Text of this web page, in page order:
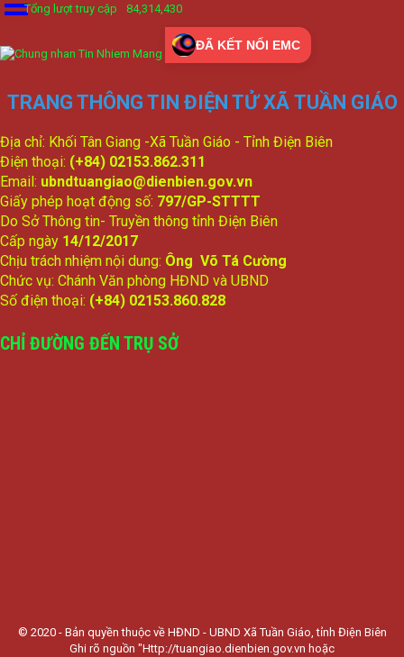
Tổng lượt truy cập 84,314,430
ĐÃ KẾT NỐI EMC
TRANG THÔNG TIN ĐIỆN TỬ XÃ TUẦN GIÁO
Địa chỉ: Khối Tân Giang -Xã Tuần Giáo - Tỉnh Điện Biên
Điện thoại: (+84) 02153.862.311
Email: ubndtuangiao@dienbien.gov.vn
Giấy phép hoạt động số: 797/GP-STTTT
Do Sở Thông tin- Truyền thông tỉnh Điện Biên
Cấp ngày 14/12/2017
Chịu trách nhiệm nội dung: Ông Võ Tá Cường
Chức vụ: Chánh Văn phòng HĐND và UBND
Số điện thoại: (+84) 02153.860.828
CHỈ ĐƯỜNG ĐẾN TRỤ SỞ
© 2020 - Bản quyền thuộc về HĐND - UBND Xã Tuần Giáo, tỉnh Điện Biên
Ghi rõ nguồn "Http://tuangiao.dienbien.gov.vn hoặc